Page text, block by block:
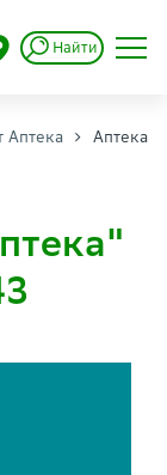
Найти
Аптека
Аптека